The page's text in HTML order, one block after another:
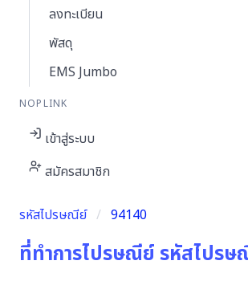
ลงทะเบียน
พัสดุ
EMS Jumbo
NOPLINK
เข้าสู่ระบบ
สมัครสมาชิก
รหัสไปรษณีย์ 94140
ที่ทำการไปรษณีย์ รหัสไปร